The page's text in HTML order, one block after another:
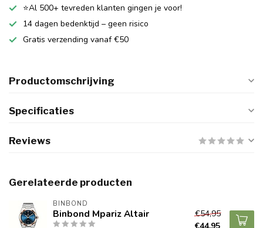
⭐Al 500+ tevreden klanten gingen je voor!
14 dagen bedenktijd – geen risico
Gratis verzending vanaf €50
Productomschrijving
Specificaties
Reviews
Gerelateerde producten
BINBOND
Binbond Mpariz Altair
€54,95
€44,95